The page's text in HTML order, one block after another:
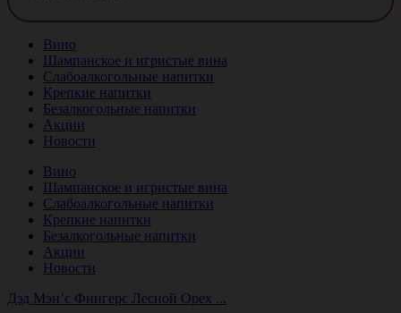
Вино
Шампанское и игристые вина
Слабоалкогольные напитки
Крепкие напитки
Безалкогольные напитки
Акции
Новости
Вино
Шампанское и игристые вина
Слабоалкогольные напитки
Крепкие напитки
Безалкогольные напитки
Акции
Новости
Дэд Мэн’с Фингерс Лесной Орех ...